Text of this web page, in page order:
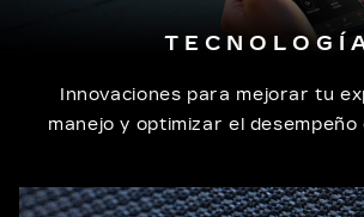
Innovaciones para mejorar tu
manejo y optimizar el desempeño